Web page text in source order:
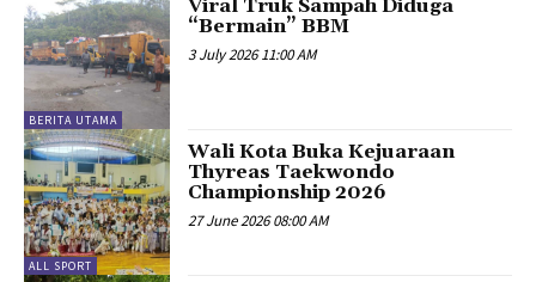
BERITA UTAMA
Viral Truk Sampah Diduga
“Bermain” BBM
3 July 2026 11:00 AM
ALL SPORT
Wali Kota Buka Kejuaraan
Thyreas Taekwondo
Championship 2026
27 June 2026 08:00 AM